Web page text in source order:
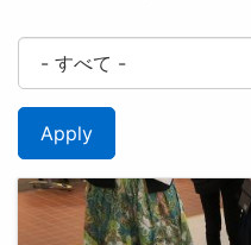
Apply